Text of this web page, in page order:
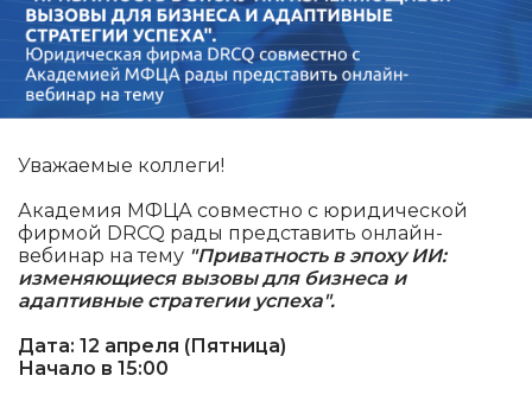
Уважаемые коллеги!
Академия МФЦА совместно с юридической
фирмой DRCQ рады представить онлайн-
вебинар на тему "Приватность в эпоху ИИ:
изменяющиеся вызовы для бизнеса и
адаптивные стратегии успеха".
Дата: 12 апреля (Пятница)
Начало в 15:00